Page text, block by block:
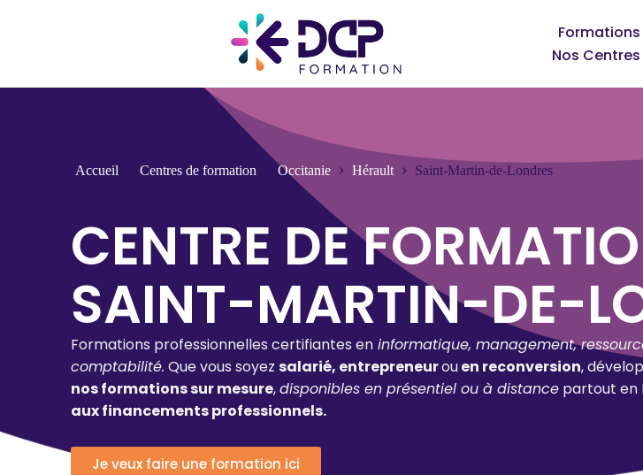
Formations
Nos Centres
Accueil Centres de formation Occitanie Hérault Saint-Martin-de-Londres
CENTRE DE
SAINT-MARTIN-DE-
Formations professionnelles certifiantes en informatique, management,
comptabilité. Que vous soyez salarié, entrepreneurouen reconversion,
nos formations sur mesure,disponibles en présentiel ou à distance partout en
aux financements professionnels.
Je veux faire une formation ici